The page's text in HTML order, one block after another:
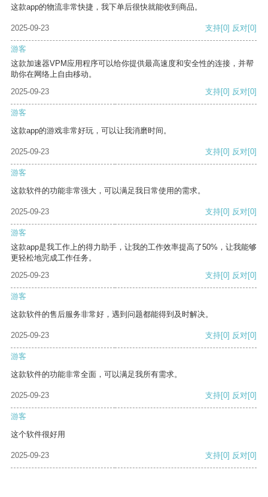
这款app的物流非常快捷，我下单后很快就能收到商品。
2025-09-23 支持[0] 反对[0]
游客
这款加速器VPM应用程序可以给你提供最高速度和安全性的连接，并帮
助你在网络上自由移动。
2025-09-23
支持[0] 反对[0]
游客
这款app的游戏非常好玩，可以让我消磨时间。
2025-09-23 支持[0] 反对[0]
游客
这款软件的功能非常强大，可以满足我日常使用的需求。
2025-09-23 支持[0] 反对[0]
游客
这款app是我工作上的得力助手，让我的工作效率提高了50%，让我能够
更轻松地完成工作任务。
2025-09-23
支持[0] 反对[0]
游客
这款软件的售后服务非常好，遇到问题都能得到及时解决。
2025-09-23 支持[0] 反对[0]
游客
这款软件的功能非常全面，可以满足我所有需求。
2025-09-23 支持[0] 反对[0]
游客
这个软件很好用
2025-09-23 支持[0] 反对[0]